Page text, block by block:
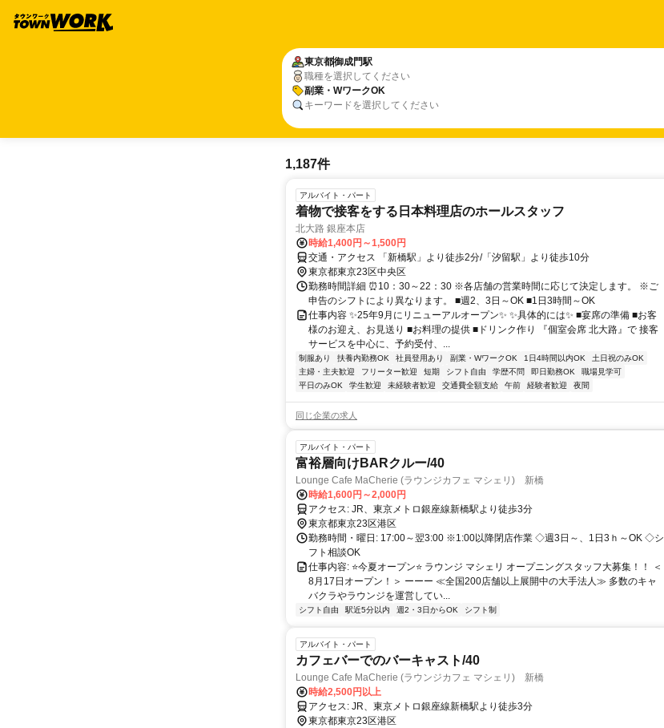
東京都御成門駅
職種を選択してください
副業・WワークOK
キーワードを選択してください
1,187件
アルバイト・パート
着物で接客をする日本料理店のホールスタッフ
北大路 銀座本店
時給1,400円～1,500円
交通・アクセス 「新橋駅」より徒歩2分/「汐留駅」より徒歩10分
東京都東京23区中央区
勤務時間詳細 ⏰10：30～22：30 ※各店舗の営業時間に応じて決定します。 ※ご
申告のシフトにより異なります。 ■週2、3日～OK ■1日3時間～OK
仕事内容 ✨25年9月にリニューアルオープン✨ ✨具体的には✨ ■宴席の準備 ■お客
様のお迎え、お見送り ■お料理の提供 ■ドリンク作り 『個室会席 北大路』で 接客
サービスを中心に、予約受付、...
制服あり 扶養内勤務OK 社員登用あり 副業・WワークOK 1日4時間以内OK
土日祝のみOK
主婦・主夫歓迎
フリーター歓迎 短期 シフト自由 学歴不問 即日勤務OK
職場見学可
平日のみOK
学生歓迎 未経験者歓迎 交通費全額支給 午前 経験者歓迎 夜間
同じ企業の求人
アルバイト・パート
富裕層向けBARクルー/40
Lounge Cafe MaCherie (ラウンジカフェ マシェリ) 新橋
時給1,600円～2,000円
アクセス: JR、東京メトロ銀座線新橋駅より徒歩3分
東京都東京23区港区
勤務時間・曜日: 17:00～翌3:00 ※1:00以降閉店作業 ◇週3日～、1日3ｈ～OK ◇シ
フト相談OK
仕事内容: ⭐今夏オープン⭐ ラウンジ マシェリ オープニングスタッフ大募集！！ ＜
8月17日オープン！＞ ーーー ≪全国200店舗以上展開中の大手法人≫ 多数のキャ
バクラやラウンジを運営してい...
シフト自由 駅近5分以内 週2・3日からOK シフト制
アルバイト・パート
カフェバーでのバーキャスト/40
Lounge Cafe MaCherie (ラウンジカフェ マシェリ) 新橋
時給2,500円以上
アクセス: JR、東京メトロ銀座線新橋駅より徒歩3分
東京都東京23区港区